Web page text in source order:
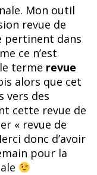
Mon outil
revue de
pertinent dans
ce n’est
terme revue
alors que cet
vers des
cette revue de
« revue de
donc d’avoir
pour la